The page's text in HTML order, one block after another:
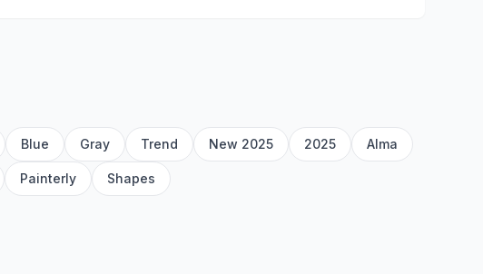
Blue Gray Trend New 2025 2025 Alma
Painterly Shapes